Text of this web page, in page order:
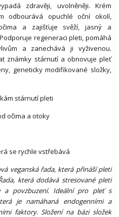
zdravěji, uvolněněji. Krém
odbourává opuchlé oční okolí,
a zajišťuje svěží, jasný a
regeneraci pleti, pomáhá
a zanechává ji vyživenou.
známky stárnutí a obnovuje pleť
geneticky modifikované složky,
stárnutí pleti
očima a otoky
se rychle vstřebává
veganská řada, která přináší pleti
která dodává stresované pleti
a povzbuzení. Ideální pro pleť s
je namáhaná endogenními a
faktory. Složení na bázi složek